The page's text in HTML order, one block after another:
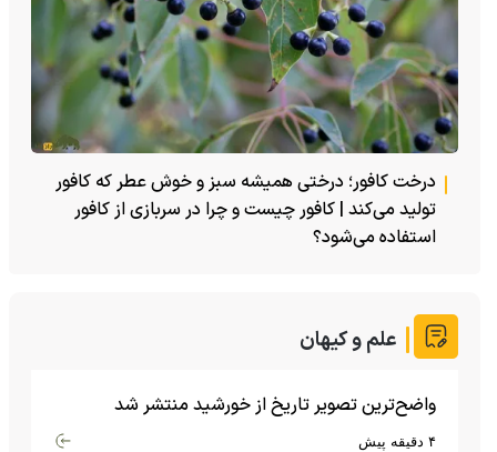
درخت کافور؛ درختی همیشه سبز و خوش عطر که کافور
تولید می‌کند | کافور چیست و چرا در سربازی از کافور
استفاده می‌شود؟
علم و کیهان
واضح‌ترین تصویر تاریخ از خورشید منتشر شد
۴ دقیقه پیش